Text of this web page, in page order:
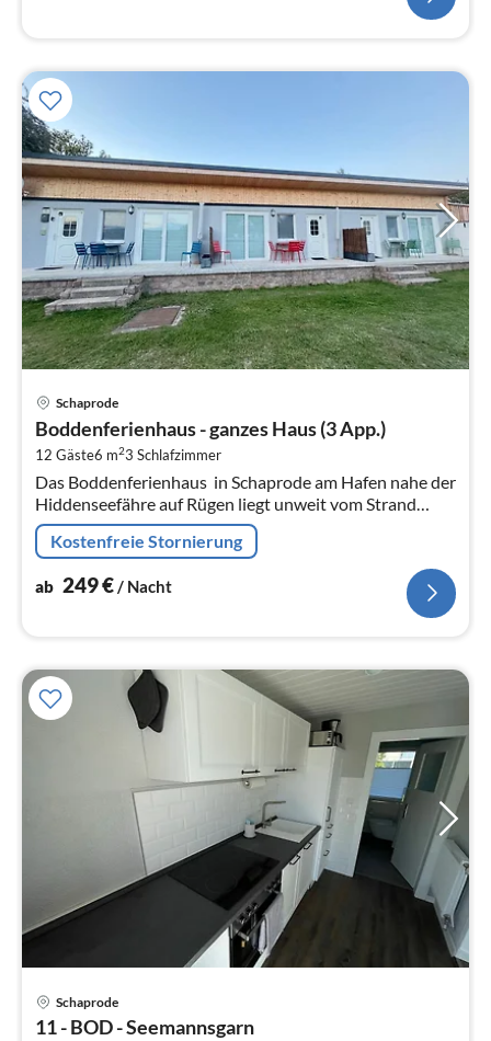
Schaprode
Boddenferienhaus - ganzes Haus (3 App.)
12 Gäste6 m23 Schlafzimmer
Das Boddenferienhaus  in Schaprode am Hafen nahe der
Hiddenseefähre auf Rügen liegt unweit vom Strand
sowie den Restaurants und bietet in 2023 liebevoll
sanierte Unterkünfte mit...
Kostenfreie Stornierung
ab 249€/ Nacht
Schaprode
11 - BOD - Seemannsgarn